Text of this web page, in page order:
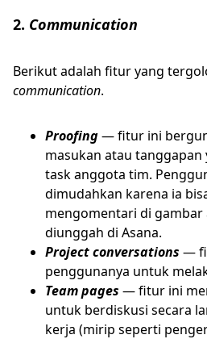
2. Communication
Berikut adalah fitur yang
communication.
Proofing— fitur ini
masukan atau tanggapan
task anggota tim.
dimudahkan karena ia
mengomentari di gambar
diunggah di Asana.
Project conversations —
penggunanya untuk
Team pages — fitur ini
untuk berdiskusi secara
kerja (mirip seperti